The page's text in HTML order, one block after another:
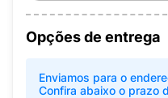
Opções de entrega
Enviamos para o
Confira abaixo o prazo